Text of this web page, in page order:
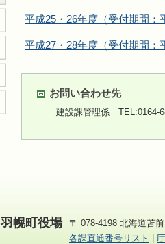
平成25・26年度（受付期間：
平成27・28年度（受付期間：
お問い合わせ先
建設課管理係 TEL:0164-
羽幌町役場
〒 078-4198 北海道苫
各課直通番号リスト